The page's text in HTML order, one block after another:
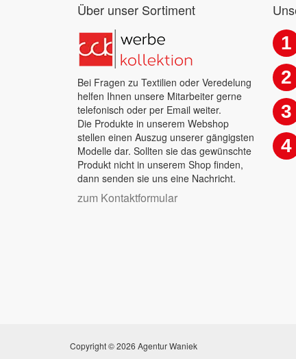
Über unser Sortiment
Bei Fragen zu Textilien oder Veredelung
helfen Ihnen unsere Mitarbeiter gerne
telefonisch oder per Email weiter.
Die Produkte in unserem Webshop
stellen einen Auszug unserer gängigsten
Modelle dar. Sollten sie das gewünschte
Produkt nicht in unserem Shop finden,
dann senden sie uns eine Nachricht.
zum Kontaktformular
1
2
3
4
Copyright © 2026 Agentur Waniek